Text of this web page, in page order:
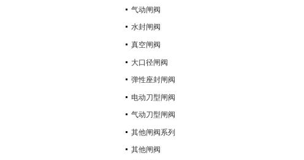
气动闸阀
水封闸阀
真空闸阀
大口径闸阀
弹性座封闸阀
电动刀型闸阀
气动刀型闸阀
其他闸阀系列
其他闸阀